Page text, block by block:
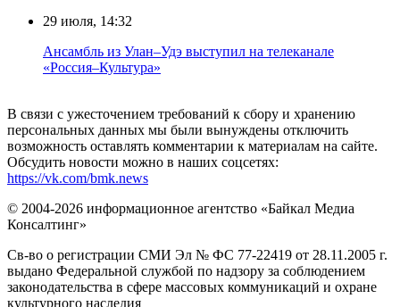
29 июля, 14:32
Ансамбль из Улан–Удэ выступил на телеканале
«Россия–Культура»
В связи с ужесточением требований к сбору и хранению
персональных данных мы были вынуждены отключить
возможность оставлять комментарии к материалам на сайте.
Обсудить новости можно в наших соцсетях:
https://vk.com/bmk.news
© 2004-2026 информационное агентство «Байкал Медиа
Консалтинг»
Св-во о регистрации СМИ Эл № ФС 77-22419 от 28.11.2005 г.
выдано Федеральной службой по надзору за соблюдением
законодательства в сфере массовых коммуникаций и охране
культурного наследия